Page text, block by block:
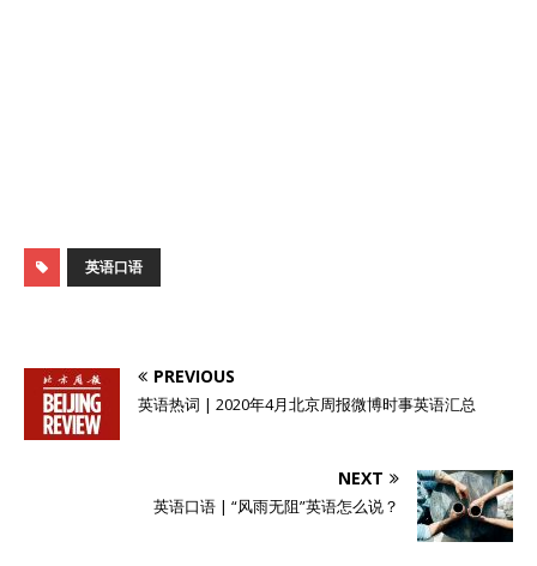
英语口语
PREVIOUS
英语热词 | 2020年4月北京周报微博时事英语汇总
NEXT
英语口语 | “风雨无阻”英语怎么说？